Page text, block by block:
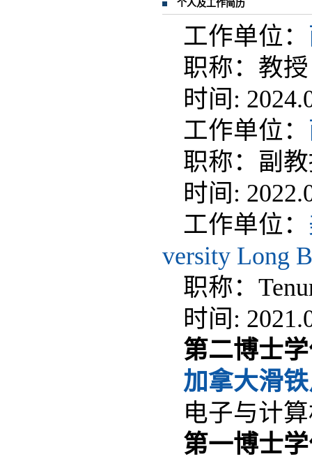
个人及工作简历
工作单位：
职称：教授
时间:
工作单位：
职称：副
时间:
工作单位：
versity Long
职称：
时间:
第二博士
加拿大滑
电子与计
第一博士